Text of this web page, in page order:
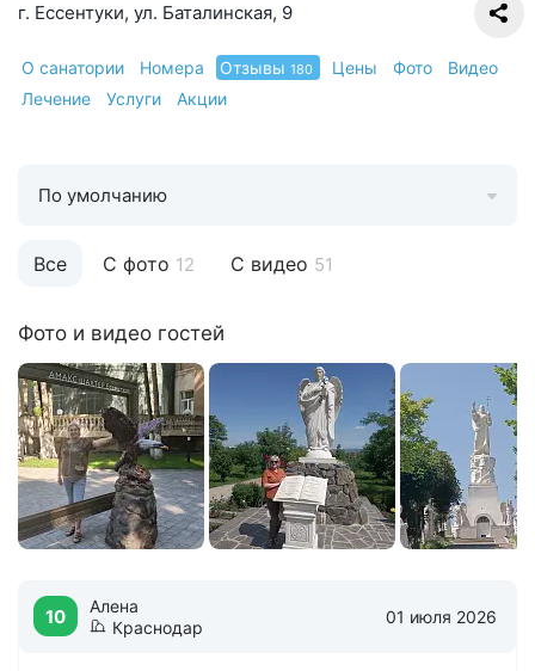
г. Ессентуки, ул. Баталинская, 9
О санатории Номера Отзывы 180 Цены Фото
Видео
Лечение
Услуги Акции
Все С фото 12 С видео 51
По умолчанию
Фото и видео гостей
10
Алена
Краснодар
01 июля 2026